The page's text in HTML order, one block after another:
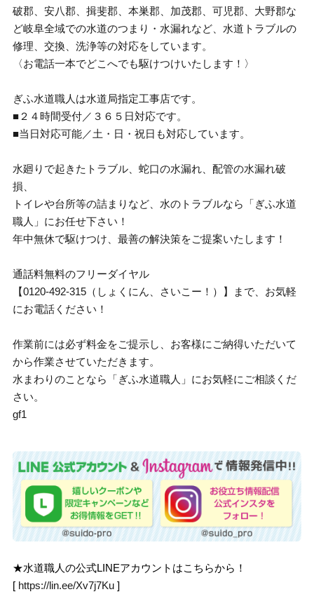
破郡、安八郡、揖斐郡、本巣郡、加茂郡、可児郡、大野郡な
ど岐阜全域での水道のつまり・水漏れなど、水道トラブルの
修理、交換、洗浄等の対応をしています。
〈お電話一本でどこへでも駆けつけいたします！〉
ぎふ水道職人は水道局指定工事店です。
■２４時間受付／３６５日対応です。
■当日対応可能／土・日・祝日も対応しています。
水廻りで起きたトラブル、蛇口の水漏れ、配管の水漏れ破
損、
トイレや台所等の詰まりなど、水のトラブルなら「ぎふ水道
職人」にお任せ下さい！
年中無休で駆けつけ、最善の解決策をご提案いたします！
通話料無料のフリーダイヤル
【0120-492-315（しょくにん、さいこー！）】まで、お気軽
にお電話ください！
作業前には必ず料金をご提示し、お客様にご納得いただいて
から作業させていただきます。
水まわりのことなら「ぎふ水道職人」にお気軽にご相談くだ
さい。
gf1
★水道職人の公式LINEアカウントはこちらから！
[ https://lin.ee/Xv7j7Ku ]